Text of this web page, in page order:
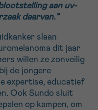
aan uv-
daarvan.”
slaan
dit jaar
willen ze zonveilig
de jongere
expertise, educatief
Ook Sundo sluit
op kampen, om